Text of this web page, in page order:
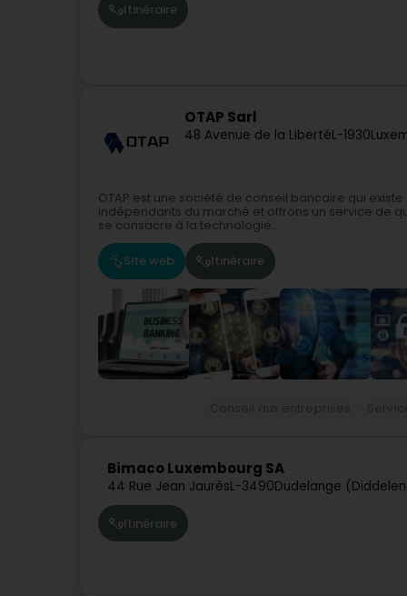
Itinéraire
OTAP Sarl
48 Avenue de la LibertéL-1930
OTAP est une société de conseil bancaire qui
indépendants du marché et offrons un service de
se consacre à la technologie...
Site web Itinéraire
Bimaco Luxembourg SA
44 Rue Jean JaurèsL-3490Dudelange
Itinéraire